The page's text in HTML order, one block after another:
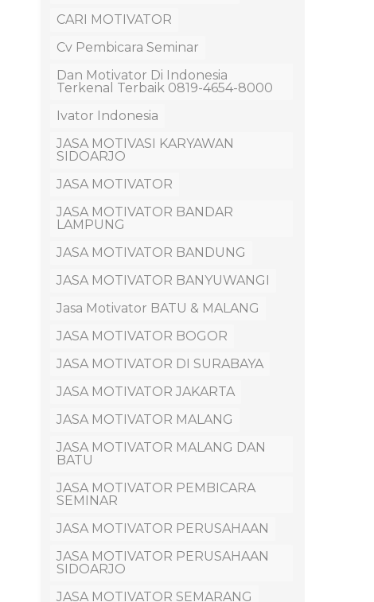
CARI MOTIVATOR
Cv Pembicara Seminar
Dan Motivator Di Indonesia
Terkenal Terbaik 0819-4654-8000
Ivator Indonesia
JASA MOTIVASI KARYAWAN
SIDOARJO
JASA MOTIVATOR
JASA MOTIVATOR BANDAR
LAMPUNG
JASA MOTIVATOR BANDUNG
JASA MOTIVATOR BANYUWANGI
Jasa Motivator BATU & MALANG
JASA MOTIVATOR BOGOR
JASA MOTIVATOR DI SURABAYA
JASA MOTIVATOR JAKARTA
JASA MOTIVATOR MALANG
JASA MOTIVATOR MALANG DAN
BATU
JASA MOTIVATOR PEMBICARA
SEMINAR
JASA MOTIVATOR PERUSAHAAN
JASA MOTIVATOR PERUSAHAAN
SIDOARJO
JASA MOTIVATOR SEMARANG